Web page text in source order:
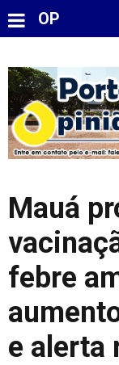
OP
Mauá
febre
e alerta